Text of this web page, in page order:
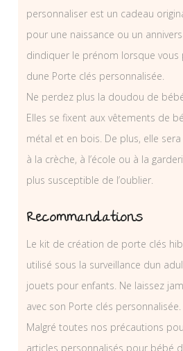
personnaliser est un cadeau
pour une naissance ou un
dindiquer le prénom lorsque
dune Porte clés personnalisée.
Ne perdez plus la doudou de
Elles se fixent aux vêtements de
métal et en bois. De plus, elle
à la crèche, à l’école ou à la
plus susceptible de l’oublier.
Recommandations
Le kit de création de porte clés
utilisé sous la surveillance dun
jouets pour enfants. Ne laissez
avec son Porte clés personnalisée.
Malgré toutes nos précautions
articles personnalisés pour bébé